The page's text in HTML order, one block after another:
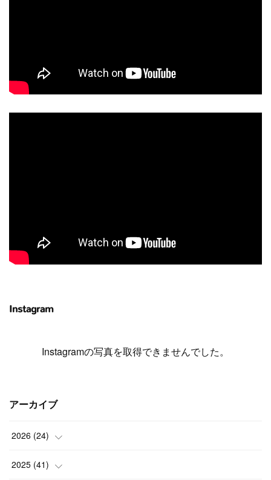
Instagram
Instagramの写真を取得できませんでした。
アーカイブ
2026 (24)
(1)
2025 (41)